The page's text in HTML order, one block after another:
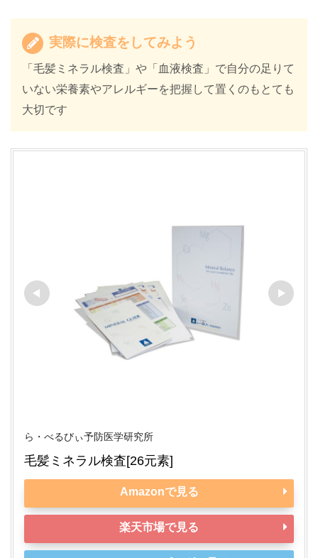
実際に検査をしてみよう
「毛髪ミネラル検査」や「血液検査」で自分の足りて
いない栄養素やアレルギーを把握して置くのもとても
大切です
ら・べるびぃ予防医学研究所
毛髪ミネラル検査[26元素]
Amazonで見る
楽天市場で見る